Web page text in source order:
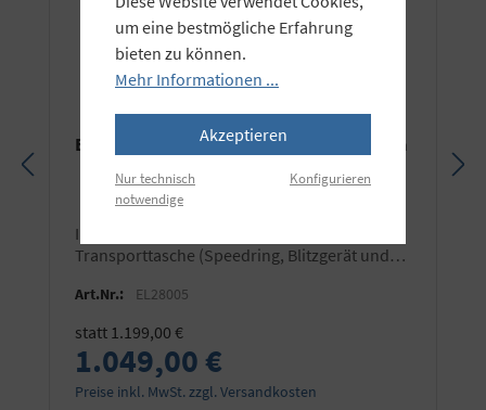
Elinchrom Litemotiv Para Softbox 190cm
inkl. inneres und äußeres Diffusortuch und
Transporttasche (Speedring, Blitzgerät und
Art.Nr.: EL28005
statt 1.199,00 €
1.049,00 €
Preise inkl. MwSt. zzgl. Versandkosten
um eine bestmögliche Erfahrung
bieten zu können.
Mehr Informationen ...
Akzeptieren
Nur technisch
notwendige
Konfigurieren